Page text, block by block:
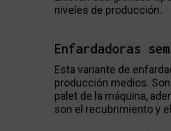
niveles de producción.
Enfardadoras
Esta variante de
producción medios.
palet de la máquina,
son el recubrimiento y